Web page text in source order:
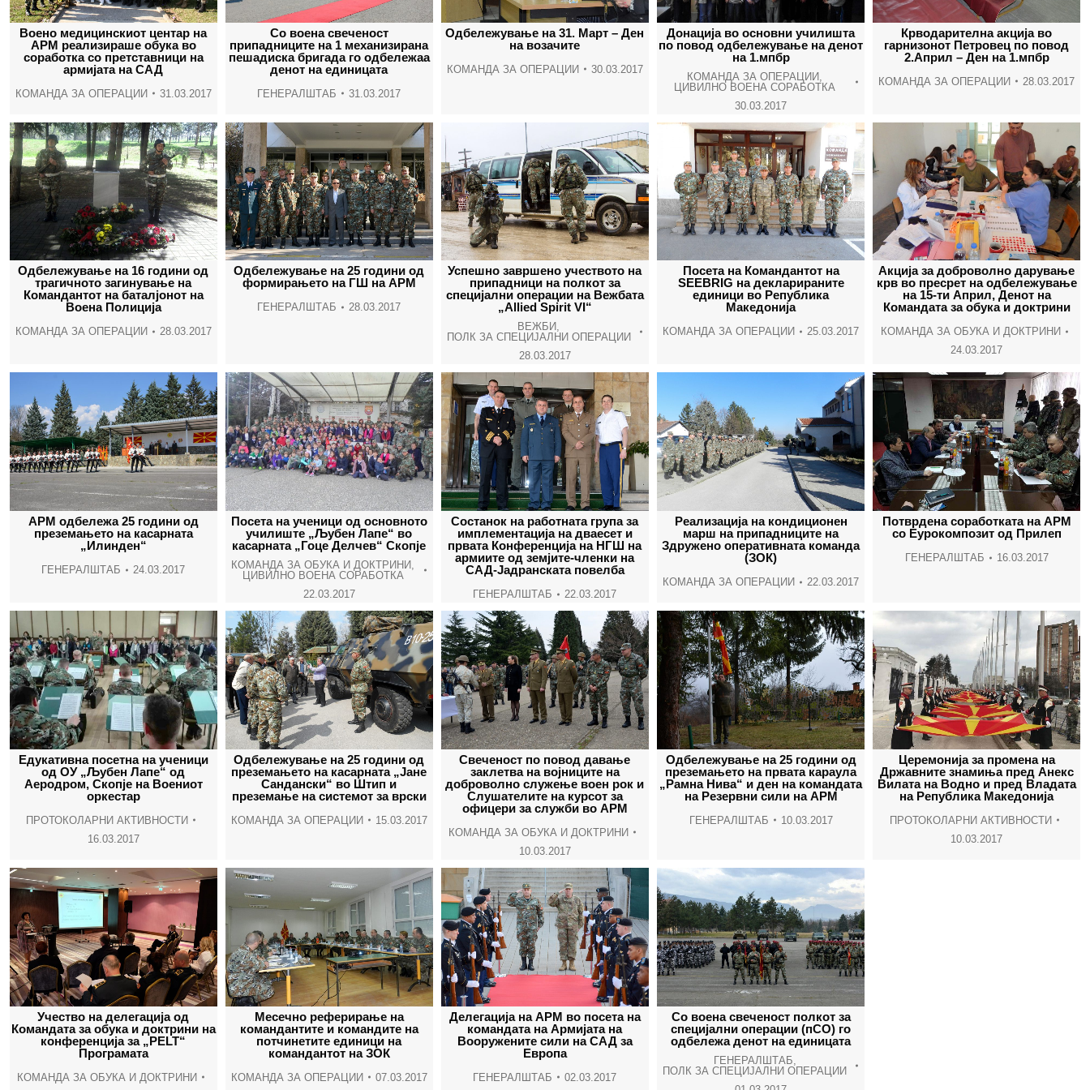
windowwindowwindow
Воено медицинскиот центар на
АРМ реализираше обука во
соработка со претставници на
армијата на САД
КОМАНДА ЗА ОПЕРАЦИИ 31.03.2017
Со воена свеченост
припадниците на 1 механизирана
пешадиска бригада го одбележаа
денот на единицата
ГЕНЕРАЛШТАБ 31.03.2017
Одбележување на 31. Март – Ден
на возачите
КОМАНДА ЗА ОПЕРАЦИИ 30.03.2017
Донација во основни училишта
по повод одбележување на денот
на 1.мпбр
КОМАНДА ЗА ОПЕРАЦИИ
ЦИВИЛНО ВОЕНА СОРАБОТКА
30.03.2017
Крводарителна акција во
гарнизонот Петровец по повод
2.Април – Ден на 1.мпбр
КОМАНДА ЗА ОПЕРАЦИИ 28.03.2017
Одбележување на 16 години од
трагичното загинување на
Командантот на баталјонот на
Воена Полиција
КОМАНДА ЗА ОПЕРАЦИИ 28.03.2017
Одбележување на 25 години од
формирањето на ГШ на АРМ
ГЕНЕРАЛШТАБ 28.03.2017
Успешно завршено учеството на
припадници на полкот за
специјални операции на Вежбата
„Allied Spirit VI“
ВЕЖБИ,
ПОЛК ЗА СПЕЦИЈАЛНИ ОПЕРАЦИИ
28.03.2017
Посета на Командантот на
SEEBRIG на декларираните
единици во Република
Македонија
КОМАНДА ЗА ОПЕРАЦИИ 25.03.2017
Акција за доброволно дарување
крв во пресрет на одбележување
на 15-ти Април, Денот на
Командата за обука и доктрини
КОМАНДА ЗА ОБУКА И ДОКТРИНИ
24.03.2017
АРМ одбележа 25 години од
преземањето на касарната
„Илинден“
ГЕНЕРАЛШТАБ 24.03.2017
Посета на ученици од основното
училиште „Љубен Лапе“ во
касарната „Гоце Делчев“ Скопје
КОМАНДА ЗА ОБУКА И ДОКТРИНИ,
ЦИВИЛНО ВОЕНА СОРАБОТКА
22.03.2017
Состанок на работната група за
имплементација на дваесет и
првата Конференција на НГШ на
армиите од земјите-членки на
САД-Јадранската повелба
ГЕНЕРАЛШТАБ 22.03.2017
Реализација на кондиционен
марш на припадниците на
Здружено оперативната команда
(ЗОК)
КОМАНДА ЗА ОПЕРАЦИИ 22.03.2017
Потврдена соработката на АРМ
со Еурокомпозит од Прилеп
ГЕНЕРАЛШТАБ 16.03.2017
Едукативна посетна на ученици
од ОУ „Љубен Лапе“ од
Аеродром, Скопје на Воениот
оркестар
ПРОТОКОЛАРНИ АКТИВНОСТИ
16.03.2017
Одбележување на 25 години од
преземањето на касарната „Јане
Сандански“ во Штип и
преземање на системот за врски
КОМАНДА ЗА ОПЕРАЦИИ 15.03.2017
Свеченост по повод давање
заклетва на војниците на
доброволно служење воен рок и
Слушателите на курсот за
офицери за служби во АРМ
КОМАНДА ЗА ОБУКА И ДОКТРИНИ
10.03.2017
Одбележување на 25 години од
преземањето на првата караула
„Рамна Нива“ и ден на командата
на Резервни сили на АРМ
ГЕНЕРАЛШТАБ 10.03.2017
Церемонија за промена на
Државните знамиња пред Анекс
Вилата на Водно и пред Владата
на Република Македонија
ПРОТОКОЛАРНИ АКТИВНОСТИ
10.03.2017
Учество на делегација од
Командата за обука и доктрини на
конференција за „PELT“
Програмата
КОМАНДА ЗА ОБУКА И ДОКТРИНИ
Месечно реферирање на
командантите и командите на
потчинетите единици на
командантот на ЗОК
КОМАНДА ЗА ОПЕРАЦИИ 07.03.2017
Делегација на АРМ во посета на
командата на Армијата на
Вооружените сили на САД за
Европа
ГЕНЕРАЛШТАБ 02.03.2017
Со воена свеченост полкот за
специјални операции (пСО) го
одбележа денот на единицата
ГЕНЕРАЛШТАБ
ПОЛК ЗА СПЕЦИЈАЛНИ ОПЕРАЦИИ